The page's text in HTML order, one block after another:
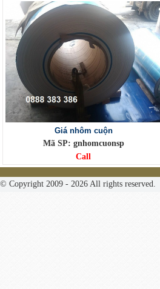
Giá nhôm cuộn
Mã SP: gnhomcuonsp
Call
© Copyright 2009 - 2026 All rights reserved.